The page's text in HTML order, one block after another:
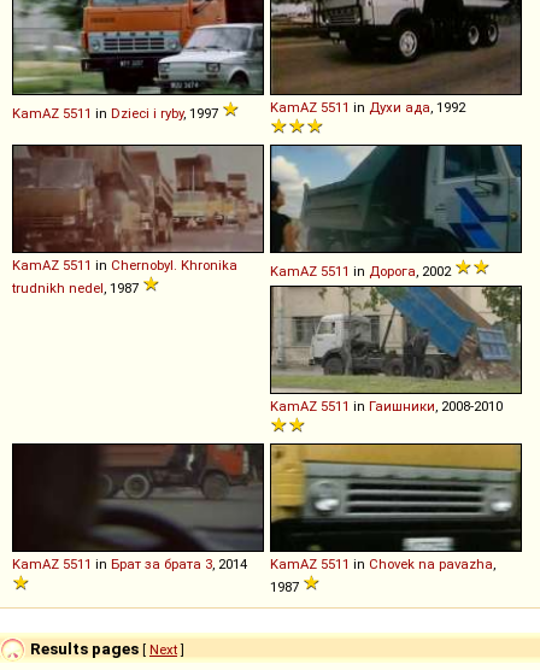
KamAZ 5511 in Dzieci i ryby, 1997 KamAZ 5511 in Духи ада, 1992
KamAZ 5511 in Chernobyl. Khronika
trudnikh nedel, 1987
KamAZ 5511 in Дорога, 2002
KamAZ 5511 in Гаишники, 2008-2010
KamAZ 5511 in Брат за брата 3, 2014 KamAZ 5511 in Chovek na pavazha,
1987
Results pages [ Next]